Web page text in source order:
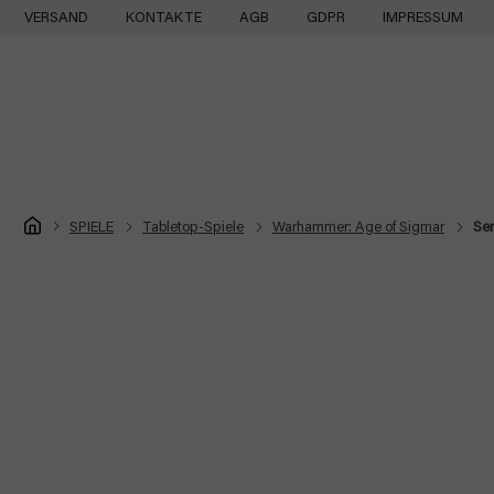
Zum
VERSAND KONTAKTE AGB GDPR IMPRESSUM
Startseite
SPIELE Tabletop-Spiele Warhammer: Age of Sigmar